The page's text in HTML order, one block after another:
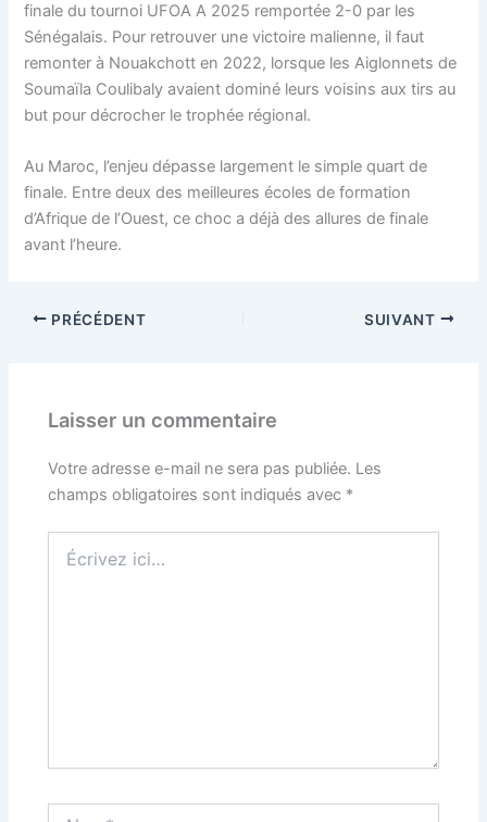
finale du tournoi UFOA A 2025 remportée 2-0 par les
Sénégalais. Pour retrouver une victoire malienne, il faut
remonter à Nouakchott en 2022, lorsque les Aiglonnets de
Soumaïla Coulibaly avaient dominé leurs voisins aux tirs au
but pour décrocher le trophée régional.
Au Maroc, l’enjeu dépasse largement le simple quart de
finale. Entre deux des meilleures écoles de formation
d’Afrique de l’Ouest, ce choc a déjà des allures de finale
avant l’heure.
PRÉCÉDENT SUIVANT
Laisser un commentaire
Votre adresse e-mail ne sera pas publiée. Les
champs obligatoires sont indiqués avec *
ici…